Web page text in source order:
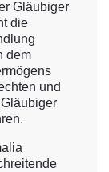
Gläubiger
die
dem
und